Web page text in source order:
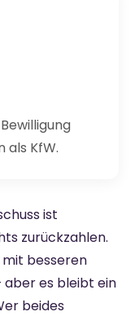
als KfW.
ist
zurückzahlen.
besseren
aber es bleibt ein
beides